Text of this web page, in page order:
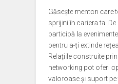
Găsește mentori care
sprijini în cariera ta. De
participă la
pentru a-ți extinde
Relațiile construite
networking pot oferi
valoroase și suport pe